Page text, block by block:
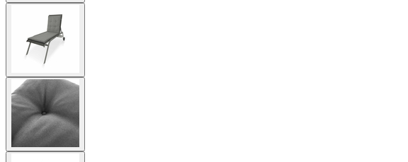
View
larger
image